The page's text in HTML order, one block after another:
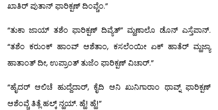
ಖಾತಿರ್ ಪುತಾನ್ ಫಾರಿಕ್ಪಣ್ ದಿಂವ್ಚೆಂ.”
“ತುಕಾ ಜಾಯ್ ತಶೆಂ ಫಾರಿಕ್ಪಣ್ ದಿವ್ಯೆತ್” ಮ್ಹಣಾಲೊ ಡೊನ್ ಎಸ್ತೆಪಾನ್.
“ತಶೆಂ ಕರುಂಕ್ ಹಾಂವ್ ಆಶೆತಾಂ, ಕಸಲೆಂಯೀ ಏಕ್ ಹಾತೆರ್ ಮ್ಹಜ್ಯಾ
ಹಾತಾಂತ್ ದೀ, ಉಪ್ರಾಂತ್ ತುಜೆಂ ಫಾರಿಕ್ಪಣ್ ವಿಚಾರ್.”
“ಹೈದರ್ ಆಲಿಚೆ ಹುದ್ದೆದಾರ್, ಕೈದಿ ಆನಿ ಖುನಿಗಾರಾಂ ಥಾವ್ನ್ ಫಾರಿಕ್ಪಣ್
ಆಶೆಂವ್ಚೆ ತಿತ್ಲೆ ಹಲ್ಕ್ ನ್ಹಯ್. ಹ್ಹೆ! ಹ್ಹೆ!”